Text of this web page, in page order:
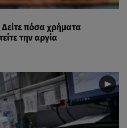
πόσα χρήματα
την αργία